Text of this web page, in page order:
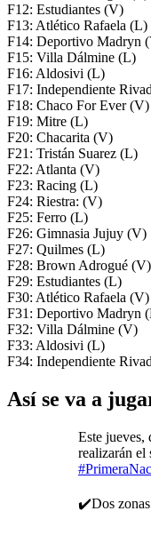
F12: Estudiantes (V)
F13: Atlético Rafaela (L)
F14: Deportivo Madryn
F15: Villa Dálmine (L)
F16: Aldosivi (L)
F17: Independiente
F18: Chaco For Ever (V)
F19: Mitre (L)
F20: Chacarita (V)
F21: Tristán Suarez (L)
F22: Atlanta (V)
F23: Racing (L)
F24: Riestra: (V)
F25: Ferro (L)
F26: Gimnasia Jujuy (V)
F27: Quilmes (L)
F28: Brown Adrogué (V)
F29: Estudiantes (L)
F30: Atlético Rafaela (V)
F31: Deportivo Madryn
F32: Villa Dálmine (V)
F33: Aldosivi (L)
F34: Independiente
Así se va a
Este jueves,
realizarán el
✔️Dos zonas